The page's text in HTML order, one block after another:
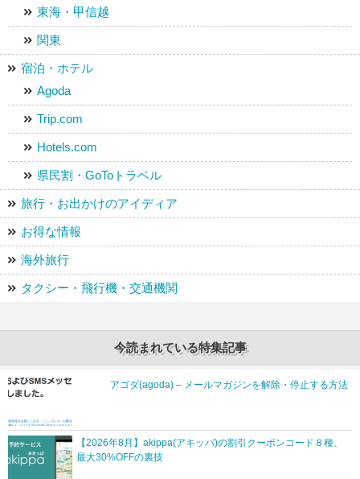
東海・甲信越
関東
宿泊・ホテル
Agoda
Trip.com
Hotels.com
県民割・GoToトラベル
旅行・お出かけのアイディア
お得な情報
海外旅行
タクシー・飛行機・交通機関
今読まれている特集記事
アゴダ(agoda) – メールマガジンを解除・停止する方法
【2026年8月】akippa(アキッパ)の割引クーポンコード８種、
最大30%OFFの裏技